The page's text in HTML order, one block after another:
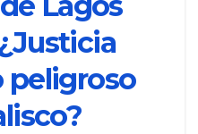
peligroso